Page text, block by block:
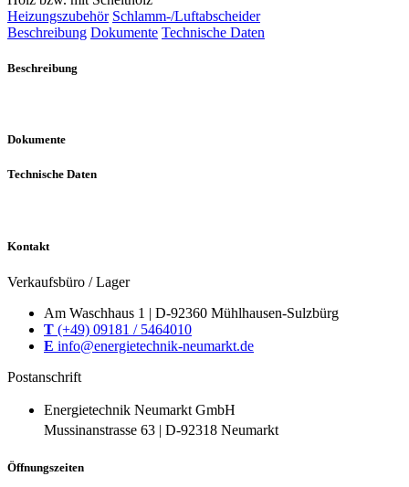
Heizungszubehör Schlamm-/Luftabscheider
Beschreibung Dokumente Technische Daten
Beschreibung
Dokumente
Technische Daten
Kontakt
Verkaufsbüro / Lager
Am Waschhaus 1 | D-92360 Mühlhausen-Sulzbürg
T (+49) 09181 / 5464010
E info@energietechnik-neumarkt.de
Postanschrift
Energietechnik Neumarkt GmbH
Mussinanstrasse 63 | D-92318 Neumarkt
Öffnungszeiten